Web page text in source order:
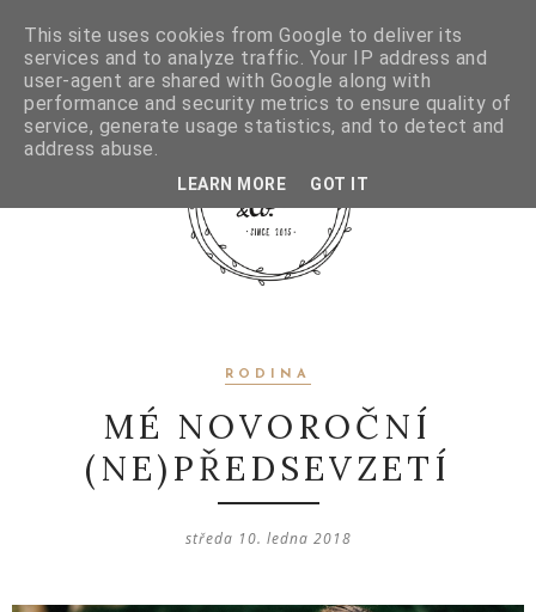
RODINA
MÉ NOVOROČNÍ
(NE)PŘEDSEVZETÍ
středa 10. ledna 2018
This site uses cookies from Google to deliver its
services and to analyze traffic. Your IP address and
user-agent are shared with Google along with
performance and security metrics to ensure quality of
service, generate usage statistics, and to detect and
address abuse.
LEARN MORE GOT IT